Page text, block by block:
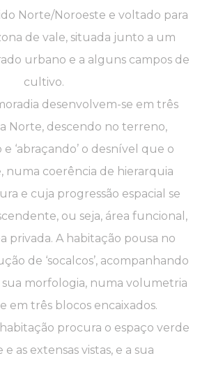
Norte/Noroeste e voltado para
de vale, situada junto a um
urbano e a alguns campos de
cultivo.
desenvolvem-se em três
Norte, descendo no terreno,
‘abraçando’ o desnível que o
numa coerência de hierarquia
e cuja progressão espacial se
ou seja, área funcional,
privada. A habitação pousa no
de ‘socalcos’, acompanhando
sua morfologia, numa volumetria
em três blocos encaixados.
procura o espaço verde
as extensas vistas, e a sua